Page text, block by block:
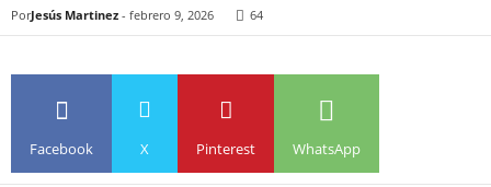
PorJesús Martinez - febrero 9, 2026 64
Facebook X Pinterest WhatsApp